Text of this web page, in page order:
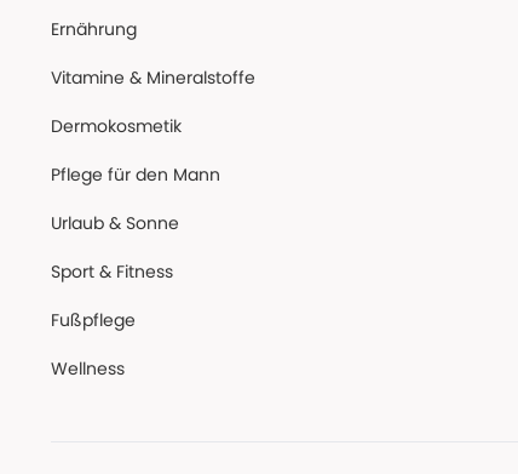
Ernährung
Vitamine & Mineralstoffe
Dermokosmetik
Pflege für den Mann
Urlaub & Sonne
Sport & Fitness
Fußpflege
Wellness